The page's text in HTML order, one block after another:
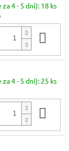
4 - 5 dní): 18 ks
4 - 5 dní): 25 ks